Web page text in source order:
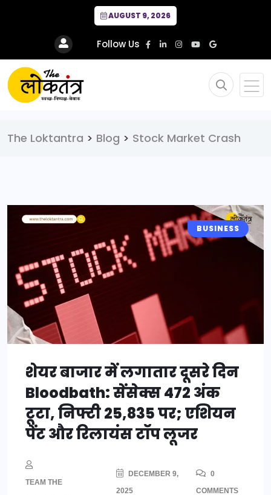
AUGUST 9, 2026
Follow Us
The Loktantra > Blog > Stock Market Crash
BUSINESS
शेयर बाजार में लगातार दूसरे दिन
Bloodbath: सेंसेक्स 472 अंक
टूटा, निफ्टी 25,835 पर; एशियन
पेंट और रिलायंस टॉप लूजर
TEAM THE
DECEMBER 9,
2025
0
COMMENTS